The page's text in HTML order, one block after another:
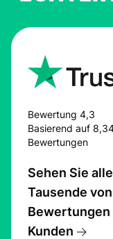
Bewertung 4,3
Basierend auf
Bewertungen
Sehen Sie alle
Tausende von
Kunden